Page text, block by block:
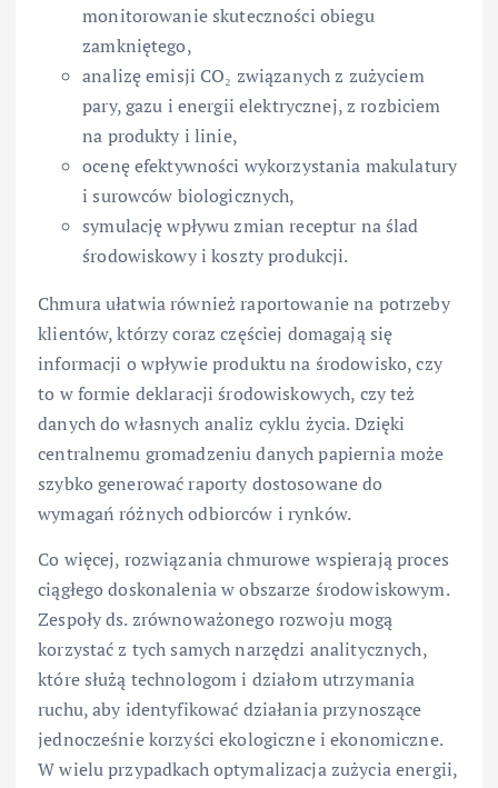
monitorowanie skuteczności obiegu
zamkniętego,
analizę emisji CO₂ związanych z zużyciem
pary, gazu i energii elektrycznej, z rozbiciem
na produkty i linie,
ocenę efektywności wykorzystania makulatury
i surowców biologicznych,
symulację wpływu zmian receptur na ślad
środowiskowy i koszty produkcji.
Chmura ułatwia również raportowanie na potrzeby
klientów, którzy coraz częściej domagają się
informacji o wpływie produktu na środowisko, czy
to w formie deklaracji środowiskowych, czy też
danych do własnych analiz cyklu życia. Dzięki
centralnemu gromadzeniu danych papiernia może
szybko generować raporty dostosowane do
wymagań różnych odbiorców i rynków.
Co więcej, rozwiązania chmurowe wspierają proces
ciągłego doskonalenia w obszarze środowiskowym.
Zespoły ds. zrównoważonego rozwoju mogą
korzystać z tych samych narzędzi analitycznych,
które służą technologom i działom utrzymania
ruchu, aby identyfikować działania przynoszące
jednocześnie korzyści ekologiczne i ekonomiczne.
W wielu przypadkach optymalizacja zużycia energii,